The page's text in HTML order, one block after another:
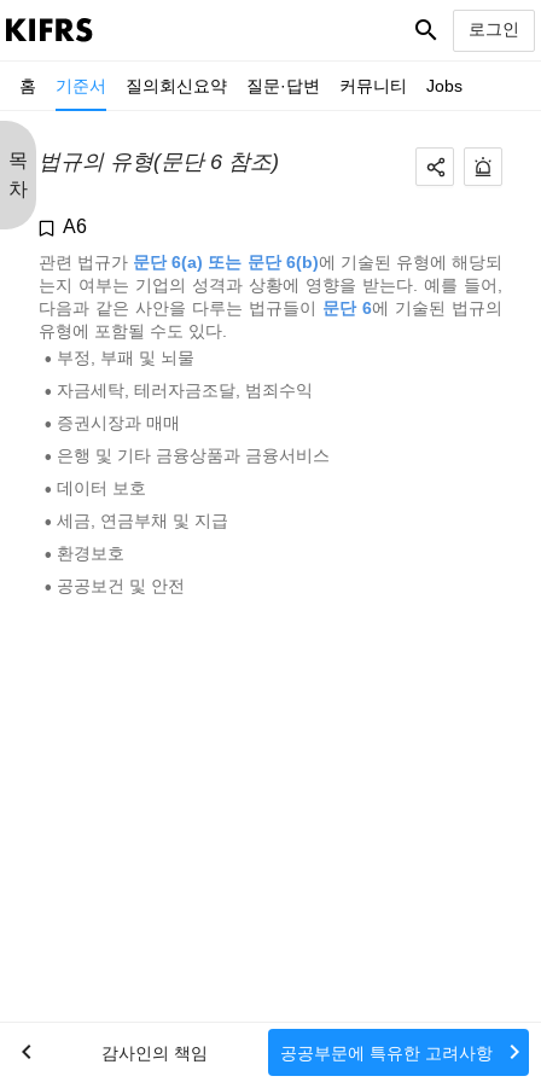
홈 기준서 질의회신요약 질문·답변 커뮤니티 Jobs
search 로그인
목
차
법규의 유형(문단 6 참조)
A6
관련 법규가 문단 6(a) 또는 문단 6(b)에 기술된 유형에 해당되
는지 여부는 기업의 성격과 상황에 영향을 받는다. 예를 들어,
다음과 같은 사안을 다루는 법규들이 문단 6에 기술된 법규의
유형에 포함될 수도 있다.
• 부정, 부패 및 뇌물
• 자금세탁, 테러자금조달, 범죄수익
• 증권시장과 매매
• 은행 및 기타 금융상품과 금융서비스
• 데이터 보호
• 세금, 연금부채 및 지급
• 환경보호
• 공공보건 및 안전
chevron_left 감사인의 책임 공공부문에 특유한 고려사항 chevron_right